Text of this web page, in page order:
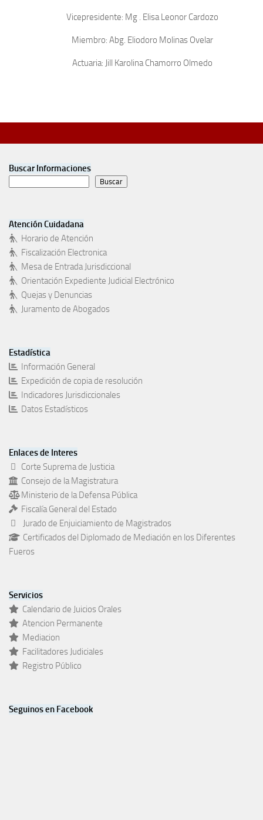
Vicepresidente: Mg . Elisa Leonor Cardozo
Miembro: Abg. Eliodoro Molinas Ovelar
Actuaria: Jill Karolina Chamorro Olmedo
Buscar Informaciones
Buscar
Atención Cuidadana
Horario de Atención
Fiscalización Electronica
Mesa de Entrada Jurisdiccional
Orientación Expediente Judicial Electrónico
Quejas y Denuncias
Juramento de Abogados
Estadística
Información General
Expedición de copia de resolución
Indicadores Jurisdiccionales
Datos Estadísticos
Enlaces de Interes
Corte Suprema de Justicia
Consejo de la Magistratura
Ministerio de la Defensa Pública
Fiscalía General del Estado
Jurado de Enjuiciamiento de Magistrados
Certificados del Diplomado de Mediación en los Diferentes
Fueros
Servicios
Calendario de Juicios Orales
Atencion Permanente
Mediacion
Facilitadores Judiciales
Registro Público
Seguinos en Facebook